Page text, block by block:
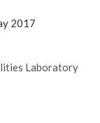
2017
Laboratory